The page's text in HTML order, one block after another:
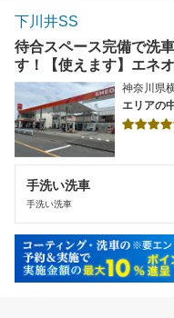
下川井SS
待合スペース完備で洗
す！【使えます】エネ
神奈川県
エリアの
手洗い洗車
手洗い洗車